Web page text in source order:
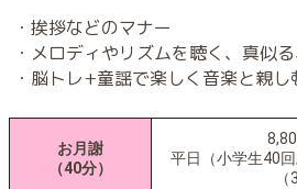
・挨拶などのマナー
・メロディやリズムを聴く、真似
・脳トレ+童謡で楽しく音楽と親し
お月謝
（40分）
平日（小学生40